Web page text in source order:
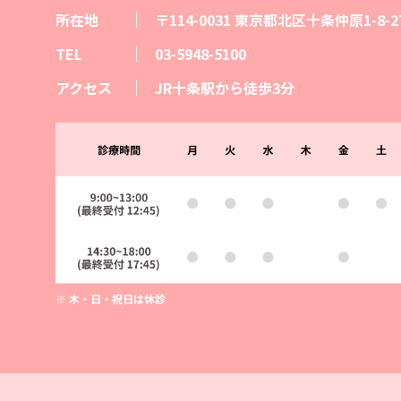
所在地 〒114-0031 東京都北区十条仲原1-8-
TEL
03-5948-5100
アクセス
JR十条駅から徒歩3分
※ 木・日・祝日は休診